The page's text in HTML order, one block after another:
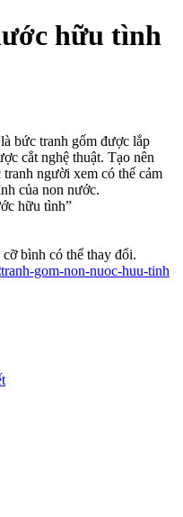
hữu tình
bức tranh gốm được lắp
cắt nghệ thuật. Tạo nên
người xem có thể cảm
của non nước.
hữu tình”
bình có thể thay đổi.